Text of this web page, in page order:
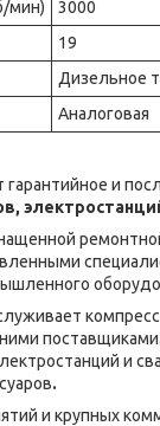
мин)
3000
19
Дизельное
Аналоговая
и
и
.
и крупных